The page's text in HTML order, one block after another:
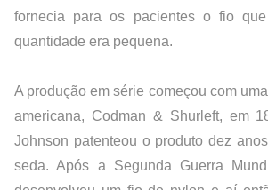
fornecia para os pacientes o fio
quantidade era pequena.
A produção em série começou com
americana, Codman & Shurleft, em
Johnson patenteou o produto dez
seda. Após a Segunda Guerra